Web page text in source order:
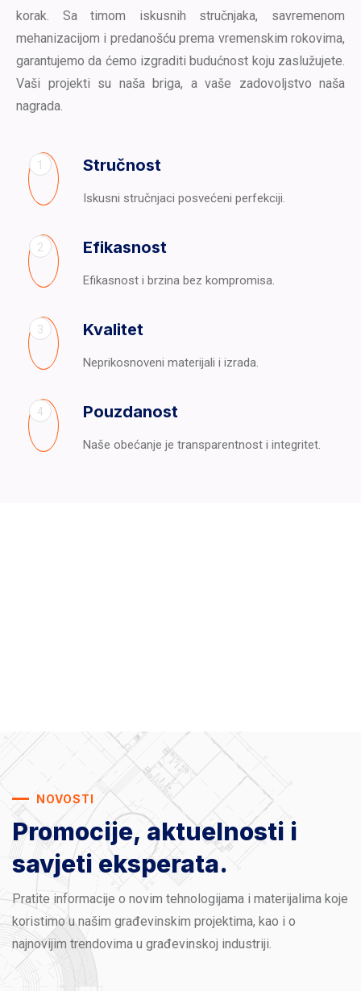
korak. Sa timom iskusnih stručnjaka, savremenom
mehanizacijom i predanošću prema vremenskim rokovima,
garantujemo da ćemo izgraditi budućnost koju zaslužujete.
Vaši projekti su naša briga, a vaše zadovoljstvo naša
nagrada.
1 Stručnost
Iskusni stručnjaci posvećeni perfekciji.
2 Efikasnost
Efikasnost i brzina bez kompromisa.
3 Kvalitet
Neprikosnoveni materijali i izrada.
4 Pouzdanost
Naše obećanje je transparentnost i integritet.
NOVOSTI
Promocije, aktuelnosti i
savjeti eksperata.
Pratite informacije o novim tehnologijama i materijalima koje
koristimo u našim građevinskim projektima, kao i o
najnovijim trendovima u građevinskoj industriji.